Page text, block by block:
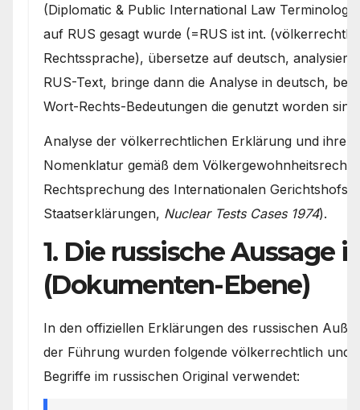
(Diplomatic & Public International Law
auf RUS gesagt wurde (=RUS ist int.
Rechtssprache), übersetze auf deutsch,
RUS-Text, bringe dann die Analyse in deutsch,
Wort-Rechts-Bedeutungen die genutzt worden
Analyse der völkerrechtlichen Erklärung und ihrer
Nomenklatur gemäß dem Völkergewohnheitsrecht
Rechtsprechung des Internationalen Gerichtshofs
Staatserklärungen, Nuclear Tests Cases 1974).
1. Die russische Aussage
(Dokumenten-Ebene)
In den offiziellen Erklärungen des russischen
der Führung wurden folgende völkerrechtlich und
Begriffe im russischen Original verwendet: